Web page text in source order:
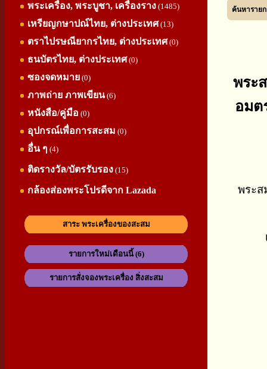
พระเครื่อง, พระบูชา, เครื่องราง (1485)
เหรียญกษาปณ์ไทย, ต่างประเทศ(13)
ตราไปรษณียากรไทย, ต่างประเทศ(0)
ธนบัตรไทย, ต่างประเทศ(0)
ซองจดหมาย (0)
ภาพถ่าย ภาพเขียน(6)
หนังสือ/คู่มือ (0)
อุปกรณ์เพื่อการสะสม (0)
อื่น ๆ (4)
ติดรางวัล/บัตรรับรอง (15)
กล้องส่องพระโปรดีจาก Lazada
สาระ พระเครื่องของสะสม
รายการใหม่เดือนนี้ (6)
รายการสั่งจองพระเครื่อง สิ่งสะสม
ค้นหารายก
พระ
อมต
พระส